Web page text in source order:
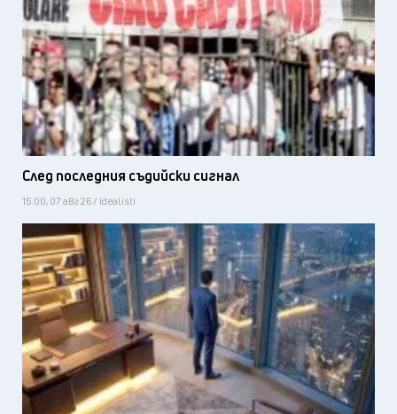
След последния съдийски сигнал
15:00, 07 авг 26 / Idealisti